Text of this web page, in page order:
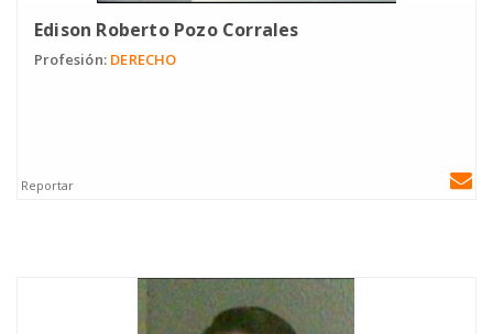
Edison Roberto Pozo Corrales
Profesión: DERECHO
Reportar